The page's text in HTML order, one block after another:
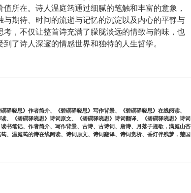
所在。诗人温庭筠通过细腻的笔触和丰富的意象，
与期待、时间的流逝与记忆的沉淀以及内心的平静与
考，不仅让整首诗充满了朦胧淡远的情致与韵味，也
了诗人深邃的情感世界和独特的人生哲学。
磵驿晓思》作者简介、 《碧磵驿晓思》写作背景、 《碧磵驿晓思》在线阅读、
、 《碧磵驿晓思》诗词原文、 《碧磵驿晓思》诗词翻译、
《碧磵驿晓思》诗词
读书笔记、 作者简介、 写作背景、 古诗、 古诗词、 唐诗、
月落子规歇，满庭山杏
、 温庭筠的诗在线阅读、 诗词原文、 诗词翻译、 诗词赏析、 香灯伴残梦，楚国